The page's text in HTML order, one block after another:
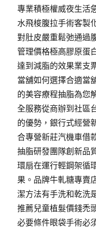
專業積極權威夜生活
水飛梭腹拉手術客製
對肚皮嚴重鬆弛通過
管理價格極高膠原蛋
達到減脂的效果業支
當舖如何選擇合適當
的美容療程抽脂為您
全服務從商辦到社區
的優勢，銀行式經營
合專營新莊汽機車借
抽脂研發團隊創新品
環扇在運行輕鋼架循
果。品牌牛軋糖專賣
潔方法有手洗和乾洗
推薦兒童植髮價錢禿
必要條件眼袋手術必